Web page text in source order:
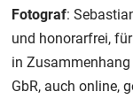
Fotograf:
und honorarfrei,
in
GbR, auch online,